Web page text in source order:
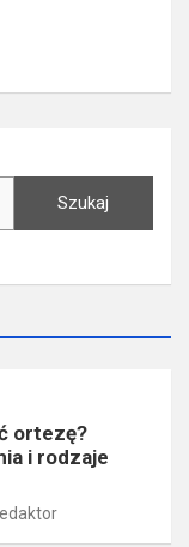
Szukaj
ortezę?
i rodzaje